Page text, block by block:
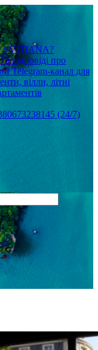
з VITIANA?
відповіді про
Telegram-канал для
вілли, літні
(24/7)